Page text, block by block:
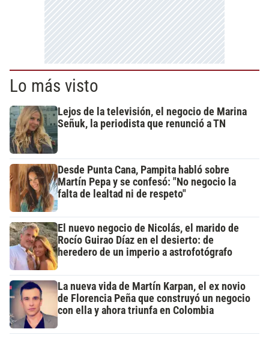
Lo más visto
Lejos de la televisión, el negocio de Marina
Señuk, la periodista que renunció a TN
Desde Punta Cana, Pampita habló sobre
Martín Pepa y se confesó: "No negocio la
falta de lealtad ni de respeto"
El nuevo negocio de Nicolás, el marido de
Rocío Guirao Díaz en el desierto: de
heredero de un imperio a astrofotógrafo
La nueva vida de Martín Karpan, el ex novio
de Florencia Peña que construyó un negocio
con ella y ahora triunfa en Colombia